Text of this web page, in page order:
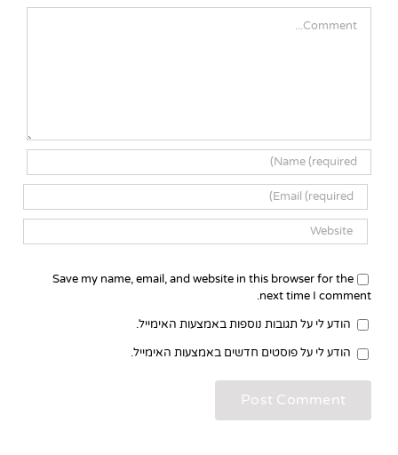
Save my name, email, and website in this browser for the
next time I comment.
הודע לי על תגובות נוספות באמצעות האימייל.
הודע לי על פוסטים חדשים באמצעות האימייל.